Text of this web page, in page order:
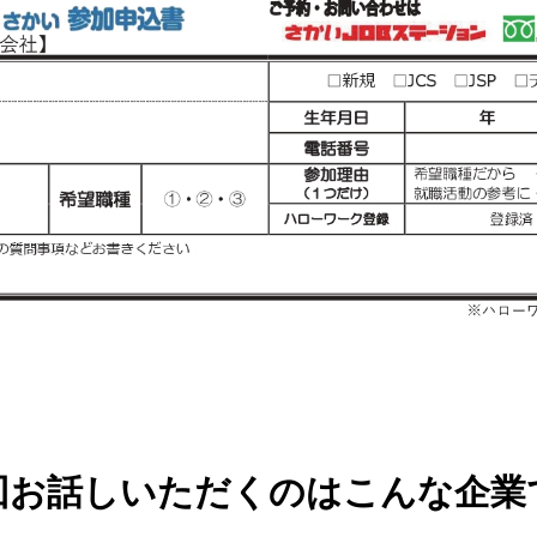
お話しいただくのはこんな企業